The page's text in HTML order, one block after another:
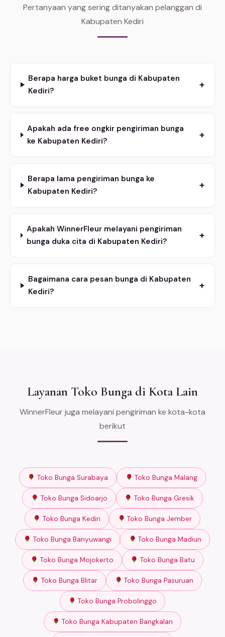
Pertanyaan yang sering ditanyakan pelanggan di
Kabupaten Kediri
Berapa harga buket bunga di Kabupaten
Kediri?
+
Apakah ada free ongkir pengiriman bunga
ke Kabupaten Kediri?
+
Berapa lama pengiriman bunga ke
Kabupaten Kediri?
+
Apakah WinnerFleur melayani pengiriman
bunga duka cita di Kabupaten Kediri?
+
Bagaimana cara pesan bunga di Kabupaten
Kediri?
+
Layanan Toko Bunga di Kota Lain
WinnerFleur juga melayani pengiriman ke kota-kota
berikut
Toko Bunga Surabaya Toko Bunga Malang
Toko Bunga Sidoarjo Toko Bunga Gresik
Toko Bunga Kediri Toko Bunga Jember
Toko Bunga Banyuwangi Toko Bunga Madiun
Toko Bunga Mojokerto Toko Bunga Batu
Toko Bunga Blitar Toko Bunga Pasuruan
Toko Bunga Probolinggo
Toko Bunga Kabupaten Bangkalan